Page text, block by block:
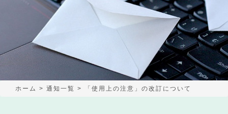
ホーム > 通知一覧 > 「使用上の注意」の改訂について